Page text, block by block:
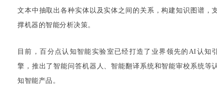
文本中抽取出各种实体以及实体之间的关系，构建知识图谱，
撑机器的智能分析决策。
目前，百分点认知智能实验室已经打造了业界领先的AI认知
擎，推出了智能问答机器人、智能翻译系统和智能审校系统等
知智能产品。